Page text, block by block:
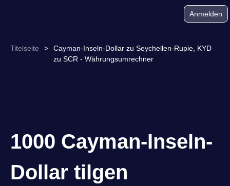
Anmelden
Titelseite >
Cayman-Inseln-Dollar zu Seychellen-Rupie, KYD
zu SCR - Währungsumrechner
1000 Cayman-Inseln-
Dollar tilgen